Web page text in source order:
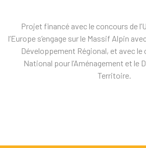
Projet financé avec le concours de
l’Europe s’engage sur le Massif Alpin
Développement Régional, et avec le
National pour l’Aménagement et le
Territoire.